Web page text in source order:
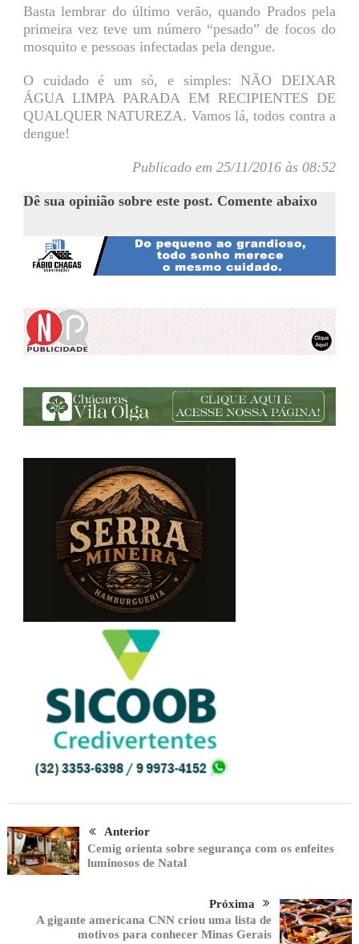
Basta lembrar do último verão, quando Prados pela
primeira vez teve um número “pesado” de focos do
mosquito e pessoas infectadas pela dengue.
O cuidado é um só, e simples: NÃO DEIXAR
ÁGUA LIMPA PARADA EM RECIPIENTES DE
QUALQUER NATUREZA. Vamos lá, todos contra a
dengue!
Publicado em 25/11/2016 às 08:52
Dê sua opinião sobre este post. Comente abaixo
Anterior
Cemig orienta sobre segurança com os enfeites
luminosos de Natal
Próxima
A gigante americana CNN criou uma lista de
motivos para conhecer Minas Gerais